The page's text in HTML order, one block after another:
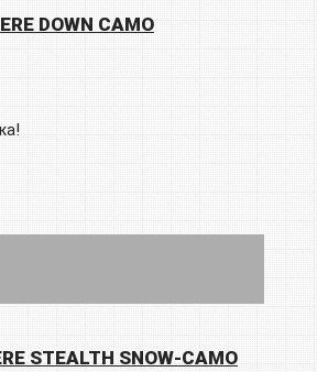
DOWN CAMO
STEALTH SNOW-CAMO